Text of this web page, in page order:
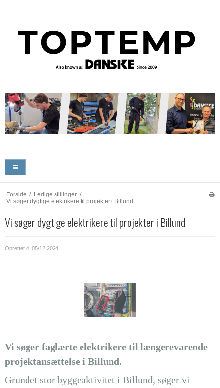
Forside / Ledige stillinger /
Vi søger dygtige elektrikere til projekter i Billund
Vi søger dygtige elektrikere til projekter i Billund
Oprettet d. 05/12 2024
Vi søger faglærte elektrikere til længerevarende
projektansættelse i Billund.
Grundet stor byggeaktivitet i Billund, søger vi